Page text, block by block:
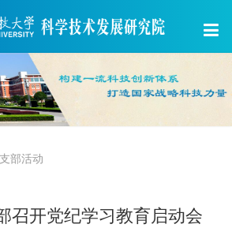
支部活动
召开党纪学习教育启动会